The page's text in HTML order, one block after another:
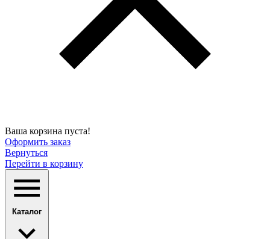
Ваша корзина пуста!
Оформить заказ
Вернуться
Перейти в корзину
Каталог